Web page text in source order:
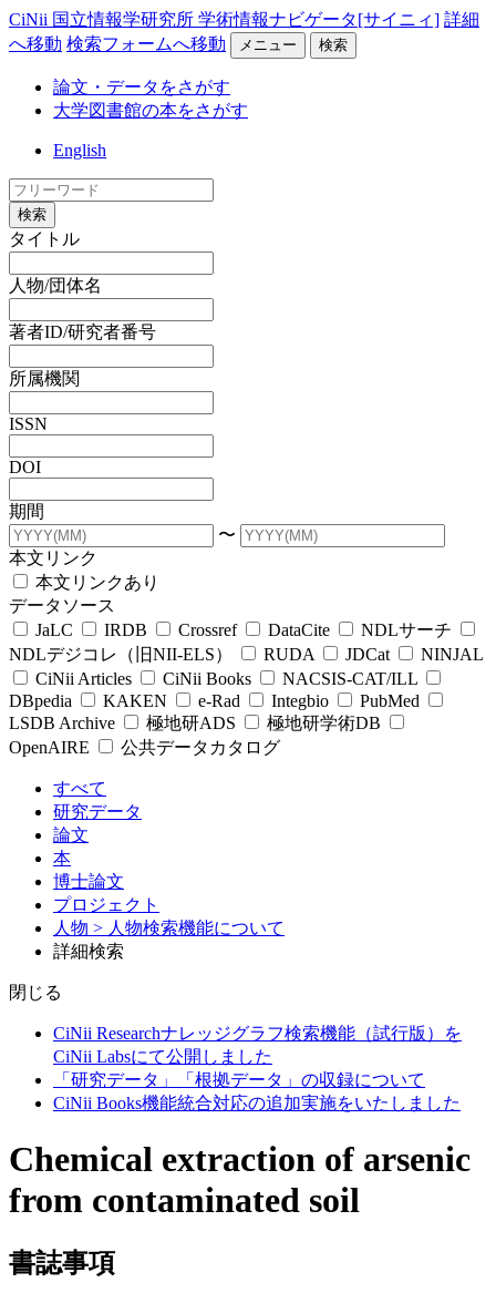
CiNii 国立情報学研究所 学術情報ナビゲータ[サイニィ] 詳細
へ移動 検索フォームへ移動 メニュー 検索
論文・データをさがす
大学図書館の本をさがす
English
検索
タイトル
人物/団体名
著者ID/研究者番号
所属機関
ISSN
DOI
期間
〜
本文リンク
本文リンクあり
データソース
JaLC
IRDB Crossref DataCite
NDLサーチ
NDLデジコレ（旧NII-ELS）
RUDA JDCat
NINJAL
CiNii Articles
CiNii Books
NACSIS-CAT/ILL
DBpedia
KAKEN e-Rad Integbio
PubMed
LSDB Archive
極地研ADS
極地研学術DB
OpenAIRE
公共データカタログ
すべて
研究データ
論文
本
博士論文
プロジェクト
人物 > 人物検索機能について
詳細検索
閉じる
CiNii Researchナレッジグラフ検索機能（試行版）を
CiNii Labsにて公開しました
「研究データ」「根拠データ」の収録について
CiNii Books機能統合対応の追加実施をいたしました
Chemical extraction of arsenic
from contaminated soil
書誌事項